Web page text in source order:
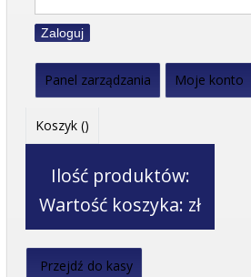
Zaloguj
Panel zarządzania Moje konto
Koszyk ()
Ilość produktów:
Wartość koszyka: zł
Przejdź do kasy